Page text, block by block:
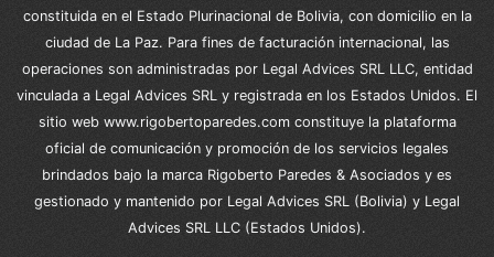
constituida en el Estado Plurinacional de Bolivia, con domicilio en la
ciudad de La Paz. Para fines de facturación internacional, las
operaciones son administradas por Legal Advices SRL LLC, entidad
vinculada a Legal Advices SRL y registrada en los Estados Unidos. El
sitio web www.rigobertoparedes.com constituye la plataforma
oficial de comunicación y promoción de los servicios legales
brindados bajo la marca Rigoberto Paredes & Asociados y es
gestionado y mantenido por Legal Advices SRL (Bolivia) y Legal
Advices SRL LLC (Estados Unidos).